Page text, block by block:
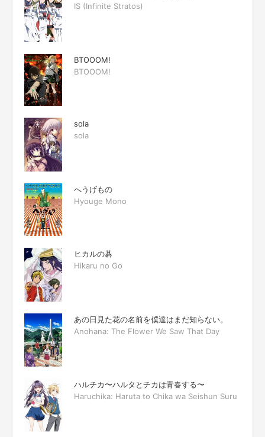
IS (Infinite Stratos)
BTOOOM!
BTOOOM!
sola
sola
へうげもの
Hyouge Mono
ヒカルの碁
Hikaru no Go
あの日見た花の名前を僕達はまだ知らない。
Anohana: The Flower We Saw That Day
ハルチカ〜ハルタとチカは青春する〜
Haruchika: Haruta to Chika wa Seishun Suru